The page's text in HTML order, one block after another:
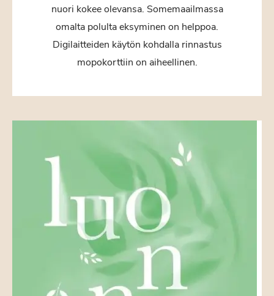
nuori kokee olevansa. Somemaailmassa
omalta polulta eksyminen on helppoa.
Digilaitteiden käytön kohdalla rinnastus
mopokorttiin on aiheellinen.